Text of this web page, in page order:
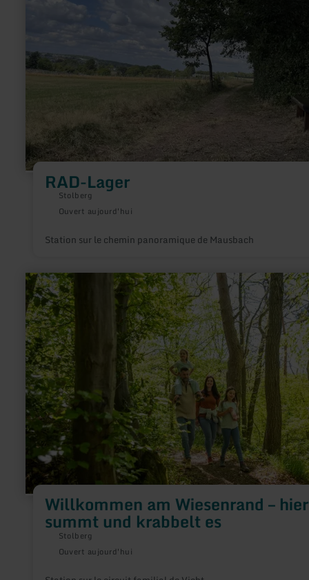
RAD-Lager
Stolberg
Ouvert aujourd'hui
Station sur le chemin panoramique de Mausbach
Willkommen am Wiesenrand – hier
summt und krabbelt es
Stolberg
Ouvert aujourd'hui
en
savoir
plus
sur
:
Willkommen
am
Wiesenrand
–
hier
summt
und
krabbelt
es